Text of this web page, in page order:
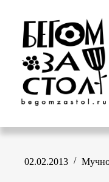
02.02.2013